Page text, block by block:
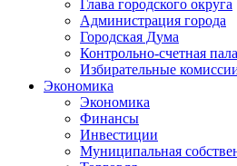
Глава городского округа
Администрация города
Городская Дума
Контрольно-счетная
Избирательные
Экономика
Экономика
Финансы
Инвестиции
Муниципальная